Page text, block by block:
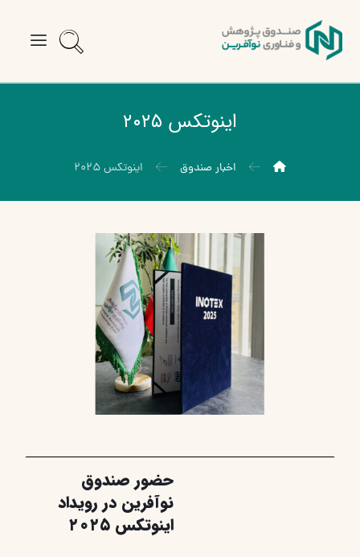
اینوتکس ۲۰۲۵
اخبار صندوق اینوتکس ۲۰۲۵
حضور صندوق
نوآفرین در رویداد
اینوتکس ۲۰۲۵